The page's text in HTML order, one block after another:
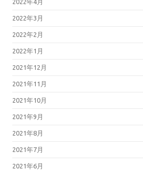
2022年4月
2022年3月
2022年2月
2022年1月
2021年12月
2021年11月
2021年10月
2021年9月
2021年8月
2021年7月
2021年6月